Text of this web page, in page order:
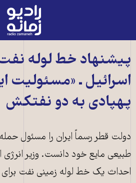
رادیو
زمانه
صفحه
اصلی
پیشنهاد خط لوله
اسرائیل ـ «مسئولیت
پهپادی به دو نفتکش
دولت قطر رسماً ایران را مسئول
طبیعی مایع خود دانست. وزیر انرژی
احداث یک خط لوله زمینی نفت برای